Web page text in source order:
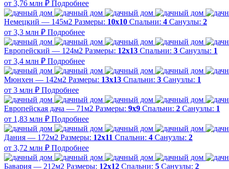
от 3,76 млн ₽ Подробнее
Немецкий — 145м2 Размеры: 10х10 Спальни: 4 Санузлы: 2
от 3,3 млн ₽ Подробнее
Европейский — 124м2 Размеры: 12х13 Спальни: 3 Санузлы: 1
от 3,4 млн ₽ Подробнее
Мюнхен — 142м2 Размеры: 13х13 Спальни: 3 Санузлы: 1
от 3 млн ₽ Подробнее
Европейская дача — 71м2 Размеры: 9х9 Спальни: 2 Санузлы: 1
от 1,83 млн ₽ Подробнее
Дания — 172м2 Размеры: 12х11 Спальни: 4 Санузлы: 2
от 3,72 млн ₽ Подробнее
Бавария — 212м2 Размеры: 12х12 Спальни: 5 Санузлы: 2